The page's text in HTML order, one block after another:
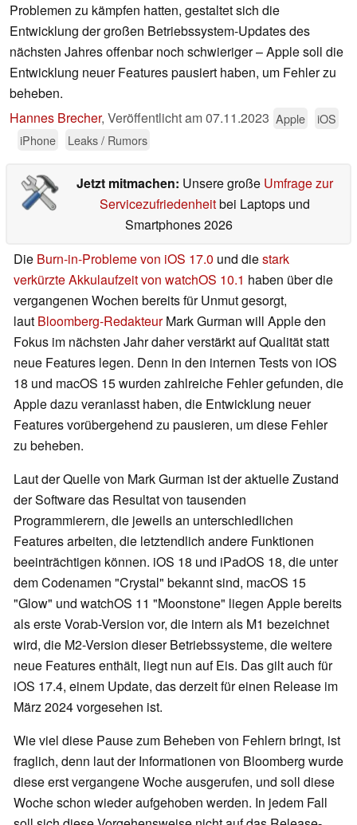
Problemen zu kämpfen hatten, gestaltet sich die
Entwicklung der großen Betriebssystem-Updates des
nächsten Jahres offenbar noch schwieriger – Apple soll die
Entwicklung neuer Features pausiert haben, um Fehler zu
beheben.
Hannes Brecher, Veröffentlicht am07.11.2023 Apple
iOS
iPhone
Leaks / Rumors
Jetzt mitmachen: Unsere große Umfrage zur
Servicezufriedenheitbei Laptops und
Smartphones 2026
Die Burn-in-Probleme von iOS 17.0 und diestark
verkürzte Akkulaufzeit von watchOS 10.1 haben über die
vergangenen Wochen bereits für Unmut gesorgt,
laut Bloomberg-RedakteurMark Gurman will Apple den
Fokus im nächsten Jahr daher verstärkt auf Qualität statt
neue Features legen. Denn in den internen Tests von iOS
18 und macOS 15 wurden zahlreiche Fehler gefunden, die
Apple dazu veranlasst haben, die Entwicklung neuer
Features vorübergehend zu pausieren, um diese Fehler
zu beheben.
Laut der Quelle von Mark Gurman ist der aktuelle Zustand
der Software das Resultat von tausenden
Programmierern, die jeweils an unterschiedlichen
Features arbeiten, die letztendlich andere Funktionen
beeinträchtigen können. iOS 18 und iPadOS 18, die unter
dem Codenamen "Crystal" bekannt sind, macOS 15
"Glow" und watchOS 11 "Moonstone" liegen Apple bereits
als erste Vorab-Version vor, die intern als M1 bezeichnet
wird, die M2-Version dieser Betriebssysteme, die weitere
neue Features enthält, liegt nun auf Eis. Das gilt auch für
iOS 17.4, einem Update, das derzeit für einen Release im
März 2024 vorgesehen ist.
Wie viel diese Pause zum Beheben von Fehlern bringt, ist
fraglich, denn laut der Informationen von Bloomberg wurde
diese erst vergangene Woche ausgerufen, und soll diese
Woche schon wieder aufgehoben werden. In jedem Fall